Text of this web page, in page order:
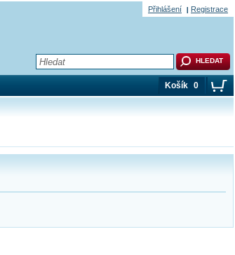
Košík 0
Přihlášení Registrace